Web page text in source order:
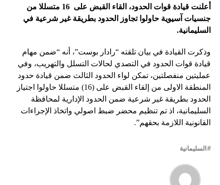
أعلنت قيادة قوات الحدود، القاء القبض على 16 متسللا من
جنسيات آسيوية حاولوا تجاوز الحدود بطريقة غير شرعية في
السليمانية.
وذكرت القيادة في بيان تلقته “رادار بوست”، أنه “ضمن مهام
قيادة قوات الحدود في التصدي لحالات التسلل والتهريب، وفي
عمليتين منفصلتين، تمكن لواء الحدود الثالث ضمن قيادة حدود
المنطقة الاولى من إلقاء القبض على (16) متسللا حاولوا اجتياز
الحدود بطريقة غير شرعية ضمن الحدود الإدارية لمحافظة
السليمانية، اذ تم تنظيم محضر ضبط اصولي واتخاذ الإجراءات
القانونية اللازمة بحقهم”.
السليمانية